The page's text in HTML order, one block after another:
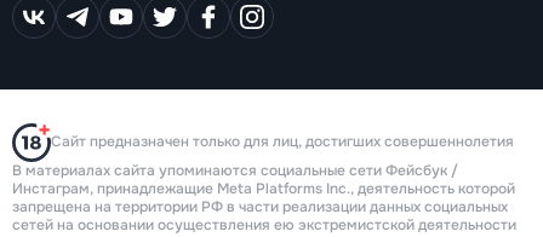
Сайт предназначен только для лиц, достигших совершеннолетия
В материалах сайта упоминаются социальные сети Фейсбук /
Инстаграм, принадлежащие Meta Platforms Inc., деятельность которой
запрещена на территории РФ в части реализации данных социальных
сетей на основании осуществления ею экстремистской деятельности